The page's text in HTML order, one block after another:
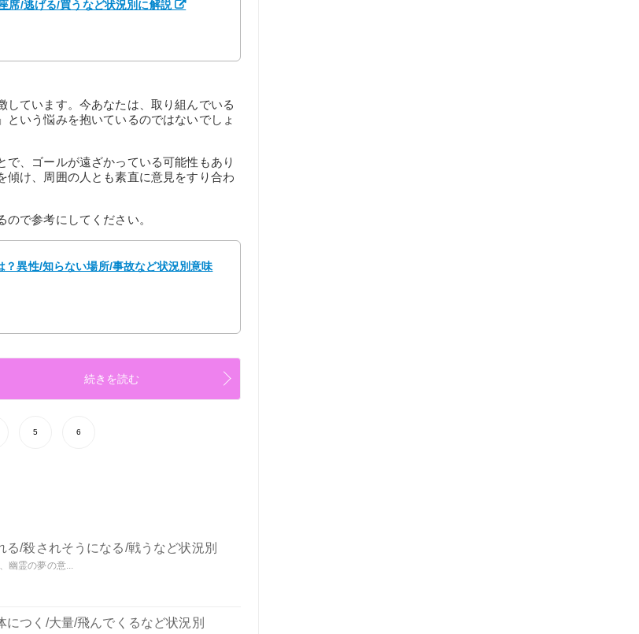
席/逃げる/買うなど状況別に解説
しています。今あなたは、取り組んでいる
いう悩みを抱いているのではないでしょ
、ゴールが遠ざかっている可能性もあり
傾け、周囲の人とも素直に意見をすり合わ
で参考にしてください。
？異性/知らない場所/事故など状況別意味
続きを読む
5 6
る/殺されそうになる/戦うなど状況別
幽霊の夢の意...
につく/大量/飛んでくるなど状況別